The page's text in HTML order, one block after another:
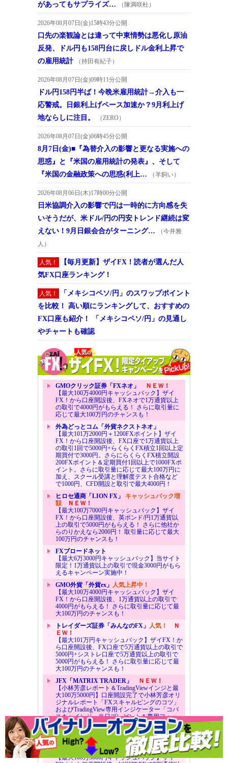
があってもサプライズ…
（陳満咲杜）
2026年08月07日(金)15時43分公開
口先の楽観論とは違って中東情勢は悪化し原油
反発、ドル円も158円台に戻しドル金利上昇で
の雇用統計
（持田有紀子）
2026年08月07日(金)09時11分公開
ドル円158円半ば！今晩米雇用統計→介入も一
応警戒。日銀利上げペース加速か？9月利上げ
地ならしに注目。
（ZERO）
2026年08月07日(金)06時45分公開
8月7日(金)■『為替介入の影響と更なる実施への
思惑』と『米国の雇用統計の発表』、そして
『米国の金融政策への思惑(利上…
（羊飼い）
2026年08月06日(木)17時00分公開
日米協調介入の影響で円は一時的に方向感を失
いそうだが、米ドル/円の円安トレンド継続は変
えない！9月日銀会合がターニング…
（今井雅
人）
人気！
【毎月更新】ザイFX！読者が選んだ人
気FX口座ランキング！
人気！
「メキシコペソ/円」のスワップポイント
を比較！ 高い順にランキングして、おすすめの
FX口座も紹介！ 「メキシコペソ/円」の見通し
やチャートも確認
GMOクリック証券「FXネオ」
ＮＥＷ！
【最大100万4000円キャッシュバック】ザイ
FX！から口座開設後、FXネオで1万通貨以上
の取引で4000円がもらえる！ さらに取引量に
応じて最大100万円のチャンスも！
外為どっとコム「外貨ネクストネオ」
【最大101万2000円＋1200FXポイント】ザイ
FX！から口座開設後、FX口座で1万通貨以上
の取引1回で5000円+らくらくFX積立1回以上定
期買付で3000円。さらにらくらくFX積立開設
200FXポイント＆定期買付1回以上で1000FXポ
イント。さらに取引量に応じて最大100万円に
加え、スクール受講と理解度テスト合格など
で1000円、CFD開設と取引で最大4000円！
ヒロセ通商「LION FX」 キャッシュバック増
額ＮＥＷ！
【最大100万7000円キャッシュバック】ザイ
FX！から口座開設後、英ポンド/円1万通貨以
上の取引で5000円がもらえる！ さらに他社か
らのりかえなら2000円！ 取引量に応じて最大
100万円のチャンスも！
FXブロードネット
【最大6万3000円キャッシュバック】当サイト
限定！1万通貨以上の取引で現金3000円がもら
えるキャンペーン実施中！
GMO外貨「外貨ex」 人気上昇中！
【最大100万4000円キャッシュバック】ザイ
FX！から口座開設後、1万通貨以上の取引で
4000円がもらえる！ さらに取引量に応じて最
大100万円のチャンスも！
トレイダーズ証券「みんなのFX」 人気！
Ｎ
ＥＷ！
【最大101万円キャッシュバック】ザイFX！か
ら口座開設後、FX口座で5万通貨以上の取引で
5000円+シストレ口座で5万通貨以上の取引で
5000円がもらえる！ さらに取引量に応じて最
大100万円のチャンスも！
JFX「MATRIX TRADER」
ＮＥＷ！
【小林芳彦レポート＆TradingViewインジと最
大100万5000円】口座開設完了で小林芳彦オリ
ジナルレポート「FXスキャルピングのコツ」
およびTradingView専用インジケーター「コバ
スキャインジ」当日プレゼント＆専用フォー
ムからの申込と合計1万通貨以上の新規取引で
5000円キャッシュバック！さらに取引量に応
じて最大100万円のチャンスも！
トレイダーズ証券「LIGHT FX」ＮＥＷ！
【最大100万3000円キャッシュバック】ザイ